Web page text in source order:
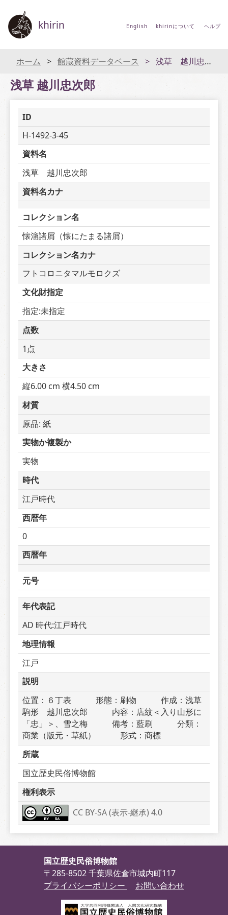
khirin English khirinについて ヘルプ
ホーム 館蔵資料データベース 浅草 越川忠次郎
浅草 越川忠次郎
ID
H-1492-3-45
資料名
浅草　越川忠次郎
資料名カナ
コレクション名
懐溜諸屑（懐にたまる諸屑）
コレクション名カナ
フトコロニタマルモロクズ
文化財指定
指定:未指定
点数
1点
大きさ
縦6.00 cm 横4.50 cm
材質
原品: 紙
実物か複製か
実物
時代
江戸時代
西暦年
0
西暦年
元号
年代表記
AD 時代:江戸時代
地理情報
江戸
説明
位置：６丁表　　　形態：刷物　　　作成：浅草
駒形　越川忠次郎　　　内容：店紋＜入り山形に
「忠」＞、雪之梅　　　備考：藍刷　　　分類：
商業（版元・草紙）　　　形式：商標
所蔵
国立歴史民俗博物館
権利表示
CC BY-SA (表示-継承) 4.0
国立歴史民俗博物館
〒285-8502 千葉県佐倉市城内町117
プライバシーポリシー
お問い合わせ